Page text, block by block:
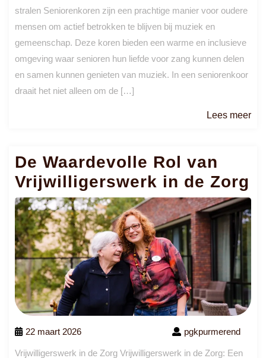
stralen Seniorenkoren zijn een prachtige manier voor oudere
mensen om actief betrokken te blijven bij muziek en
gemeenschap. Deze koren bieden een warme en inclusieve
omgeving waar senioren hun liefde voor zang kunnen delen
en samen kunnen genieten van muziek. In een seniorenkoor
draait het niet alleen om de […]
Lees meer
De Waardevolle Rol van
Vrijwilligerswerk in de Zorg
22 maart 2026 pgkpurmerend
Vrijwilligerswerk in de Zorg Vrijwilligerswerk in de Zorg: Een